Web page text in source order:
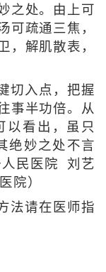
之处。由上可
可疏通三焦，
，解肌散表，
切入点，把握
事半功倍。从
以看出，虽只
绝妙之处不言
人民医院 刘艺
院）
法请在医师指